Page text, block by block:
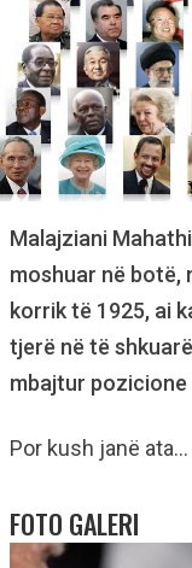
Malajziani
moshuar në botë,
korrik të 1925, ai
tjerë në të
mbajtur
Por kush janë ata…
FOTO GALERI